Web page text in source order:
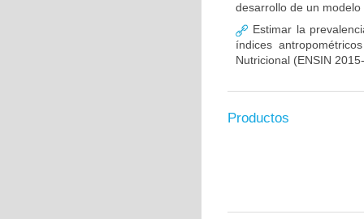
desarrollo de un
Estimar la
índices
Nutricional (ENSIN
Productos